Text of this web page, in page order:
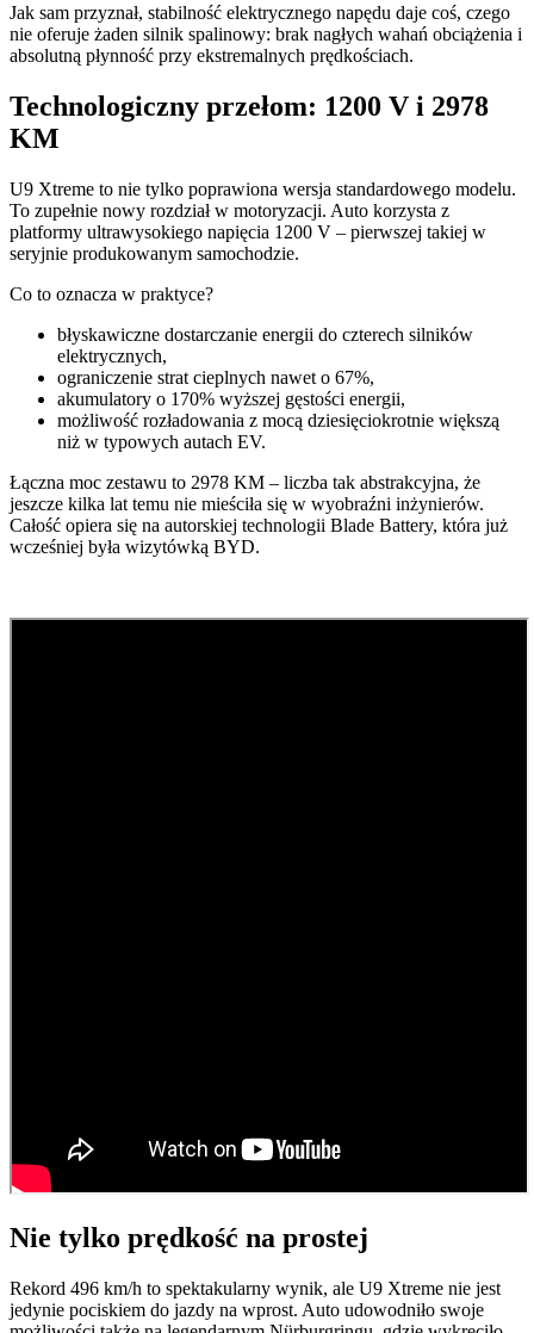
Jak sam przyznał, stabilność elektrycznego napędu daje coś, czego
nie oferuje żaden silnik spalinowy: brak nagłych wahań obciążenia i
absolutną płynność przy ekstremalnych prędkościach.
Technologiczny przełom: 1200 V i 2978
KM
U9 Xtreme to nie tylko poprawiona wersja standardowego modelu.
To zupełnie nowy rozdział w motoryzacji. Auto korzysta z
platformy ultrawysokiego napięcia 1200 V – pierwszej takiej w
seryjnie produkowanym samochodzie.
Co to oznacza w praktyce?
błyskawiczne dostarczanie energii do czterech silników
elektrycznych,
ograniczenie strat cieplnych nawet o 67%,
akumulatory o 170% wyższej gęstości energii,
możliwość rozładowania z mocą dziesięciokrotnie większą
niż w typowych autach EV.
Łączna moc zestawu to 2978 KM – liczba tak abstrakcyjna, że
jeszcze kilka lat temu nie mieściła się w wyobraźni inżynierów.
Całość opiera się na autorskiej technologii Blade Battery, która już
wcześniej była wizytówką BYD.
Nie tylko prędkość na prostej
Rekord 496 km/h to spektakularny wynik, ale U9 Xtreme nie jest
jedynie pociskiem do jazdy na wprost. Auto udowodniło swoje